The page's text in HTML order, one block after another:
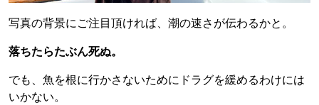
写真の背景にご注目頂ければ、潮の速さが伝わるかと。
落ちたらたぶん死ぬ。
でも、魚を根に行かさないためにドラグを緩めるわけには
いかない。